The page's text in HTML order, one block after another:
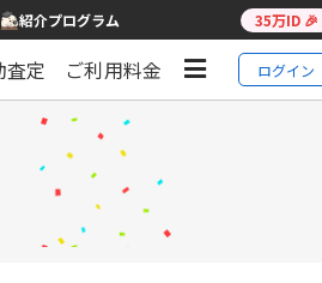
紹介プログラム 35万ID 🎉
査定 ご利用料金 ログイン